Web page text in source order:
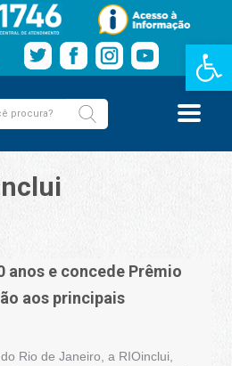
Barra de
anos e concede Prêmio
aos principais
Rio de Janeiro, a RIOinclui,